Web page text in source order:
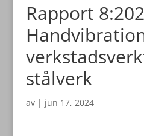
Rapport
stålverk
av | jun 17, 2024